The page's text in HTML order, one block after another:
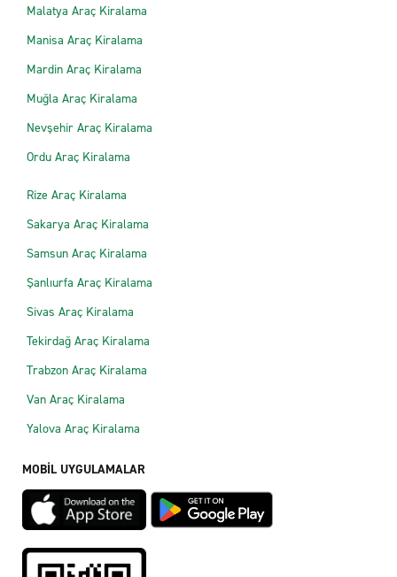
Malatya Araç Kiralama
Manisa Araç Kiralama
Mardin Araç Kiralama
Muğla Araç Kiralama
Nevşehir Araç Kiralama
Ordu Araç Kiralama
Rize Araç Kiralama
Sakarya Araç Kiralama
Samsun Araç Kiralama
Şanlıurfa Araç Kiralama
Sivas Araç Kiralama
Tekirdağ Araç Kiralama
Trabzon Araç Kiralama
Van Araç Kiralama
Yalova Araç Kiralama
MOBİL UYGULAMALAR